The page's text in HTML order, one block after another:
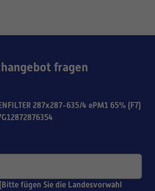
fragen
287x287-635/4 ePM1 65% (F7)
fügen Sie die Landesvorwahl